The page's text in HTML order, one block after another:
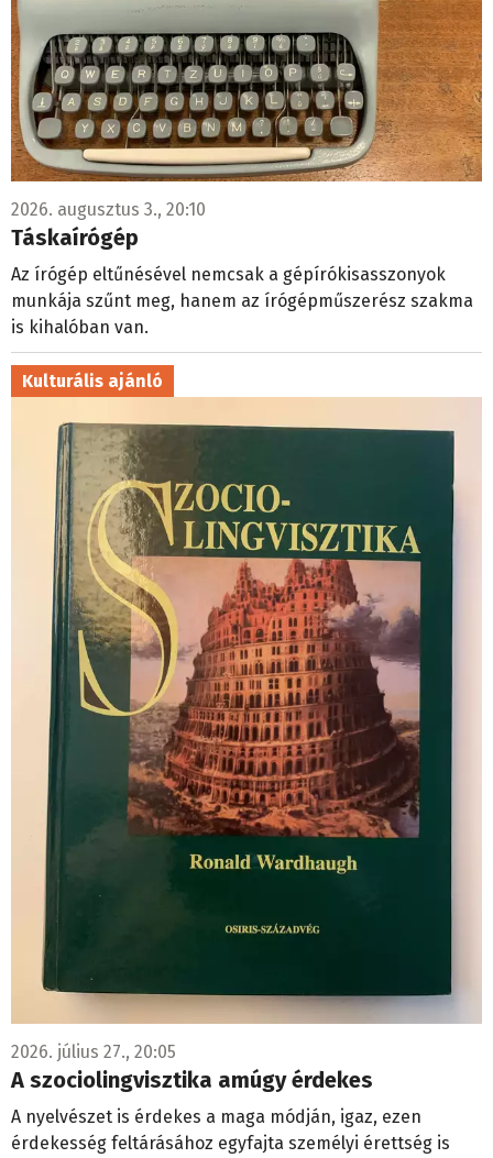
2026. augusztus 3., 20:10
Táskaírógép
Az írógép eltűnésével nemcsak a gépírókisasszonyok
munkája szűnt meg, hanem az írógépműszerész szakma
is kihalóban van.
Kulturális ajánló
2026. július 27., 20:05
A szociolingvisztika amúgy érdekes
A nyelvészet is érdekes a maga módján, igaz, ezen
érdekesség feltárásához egyfajta személyi érettség is